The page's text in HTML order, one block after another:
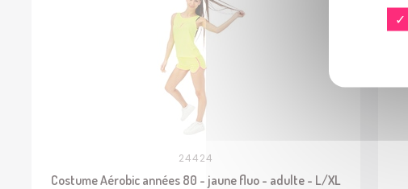
24424
Costume Aérobic années 80 - jaune fluo - adulte - L/XL